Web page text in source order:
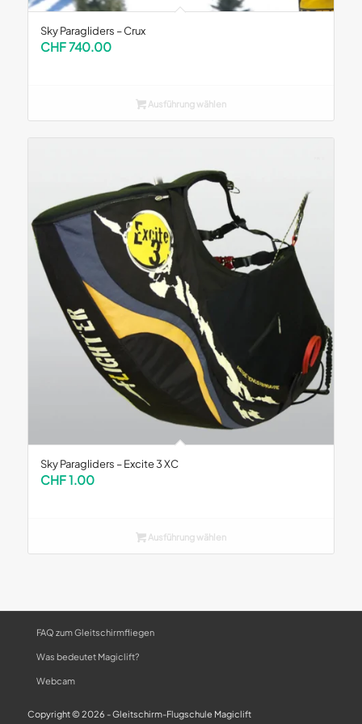
Sky Paragliders – Crux
CHF740.00
Ausführung wählen
Sky Paragliders – Excite 3 XC
CHF1.00
Ausführung wählen
Copyright © 2026 - Gleitschirm-Flugschule Magiclift
FAQ zum Gleitschirmfliegen
Was bedeutet Magiclift?
Webcam